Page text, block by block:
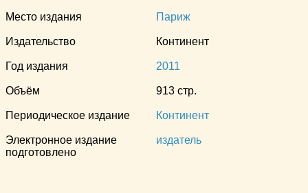
Место издания Париж
Издательство Континент
Год издания 2011
Объём 913 стр.
Периодическое издание Континент
Электронное издание
подготовлено
издатель